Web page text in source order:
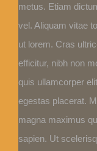
metus. Etiam
vel. Aliquam vitae
ut lorem. Cras
efficitur, nibh non
quis ullamcorper
egestas placerat.
magna maximus
sapien. Ut